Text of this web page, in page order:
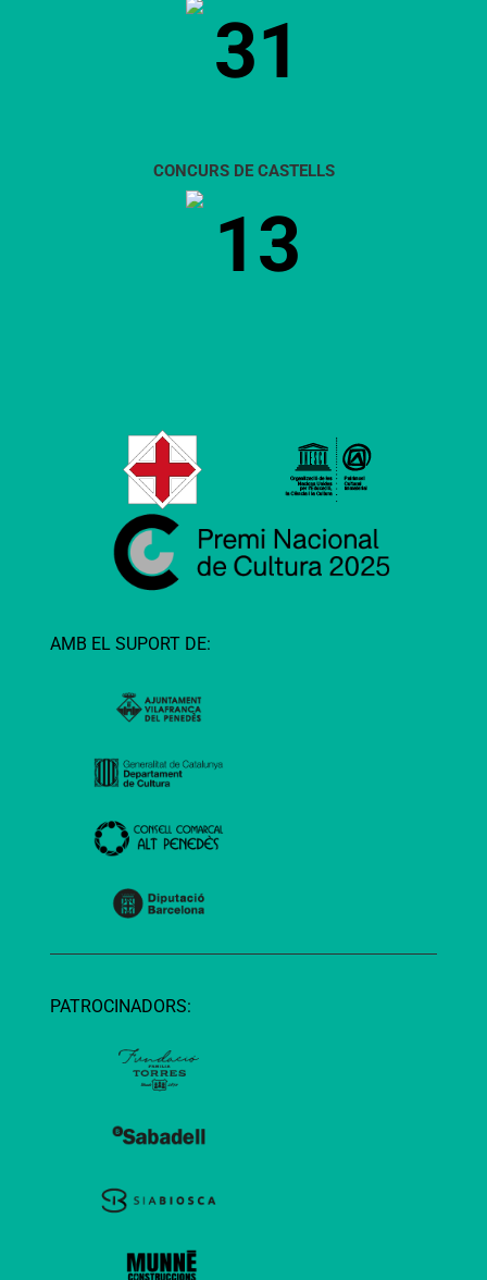
31
CONCURS DE CASTELLS
13
AMB EL SUPORT DE:
PATROCINADORS: